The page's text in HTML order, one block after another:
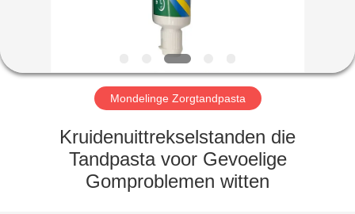
ONGEVEER
ONS
FABRIEKSREIS
KWALITEITSCONTROLE
Mondelinge Zorgtandpasta
Kruidenuittrekselstanden die
Tandpasta voor Gevoelige
Gomproblemen witten